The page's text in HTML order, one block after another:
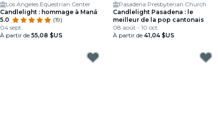
Los Angeles Equestrian Center
Candlelight : hommage à Maná
5.0
(19)
04 sept.
À partir de 55,08 $US
Pasadena Presbyterian Church
Candlelight Pasadena : le
meilleur de la pop cantonais
08 août - 10 oct.
À partir de 41,04 $US